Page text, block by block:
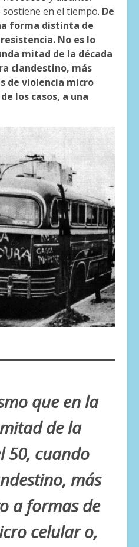
en el tiempo. De
forma distinta de
No es lo
mitad de la década
clandestino, más
de violencia micro
los casos, a una
que en la
de la
50, cuando
más
a formas de
celular o,